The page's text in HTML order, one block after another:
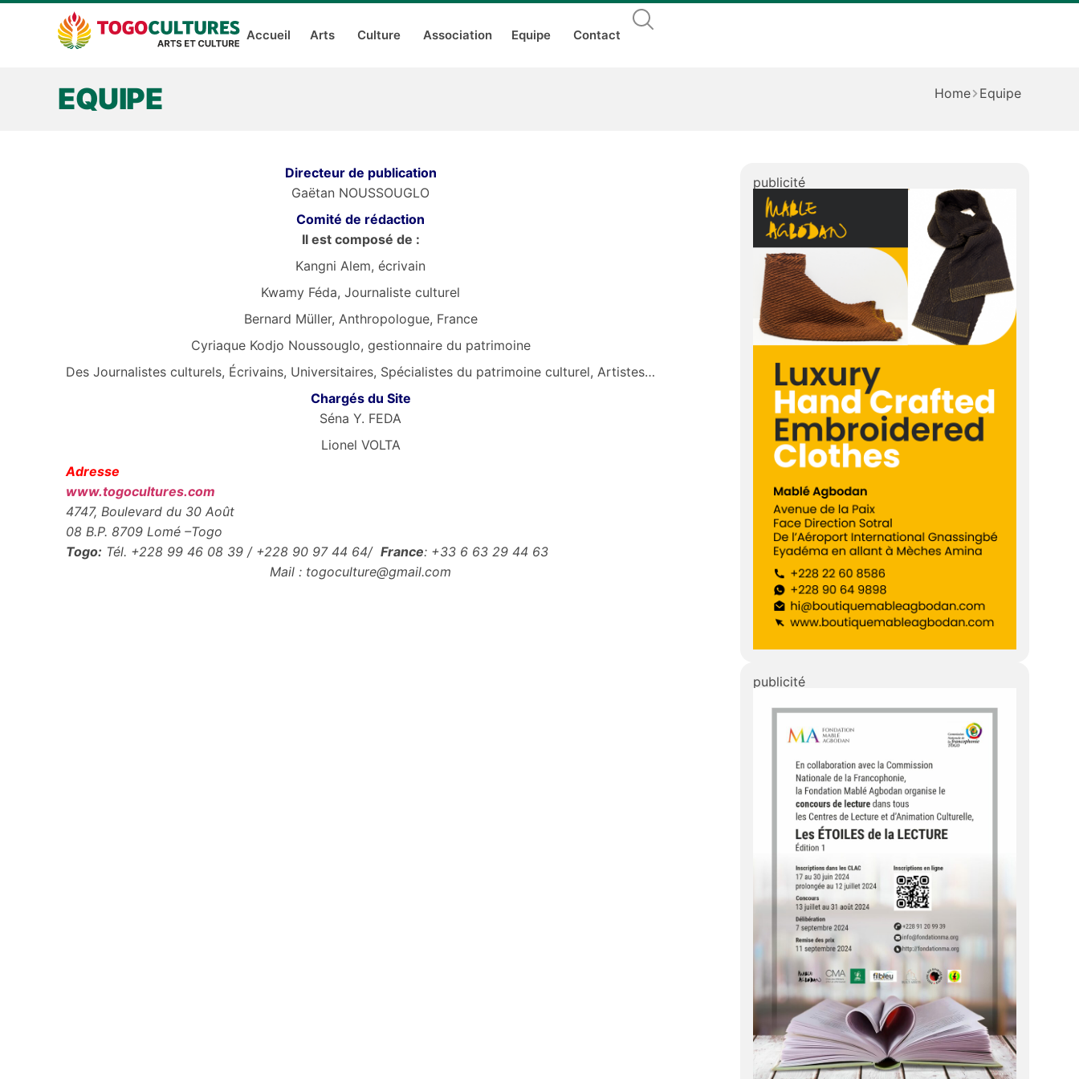
Accueil Arts Culture Association Equipe Contact
EQUIPE Home Equipe
Directeur de publication
Gaëtan NOUSSOUGLO
Comité de rédaction
Il est composé de :
Kangni Alem, écrivain
Kwamy Féda, Journaliste culturel
Bernard Müller, Anthropologue, France
Cyriaque Kodjo Noussouglo, gestionnaire du patrimoine
Des Journalistes culturels, Écrivains, Universitaires, Spécialistes du patrimoine culturel, Artistes…
Chargés du Site
Séna Y. FEDA
Lionel VOLTA
Adresse
www.togocultures.com
4747, Boulevard du 30 Août
08 B.P. 8709 Lomé –Togo
Togo: Tél. +228 99 46 08 39 / +228 90 97 44 64/ France: +33 6 63 29 44 63
Mail : togoculture@gmail.com
publicité
publicité